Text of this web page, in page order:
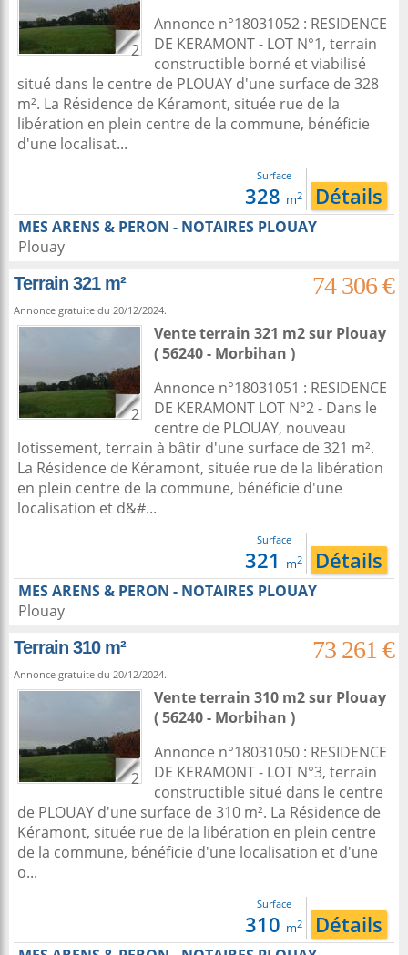
2
Annonce n°18031052 : RESIDENCE
DE KERAMONT - LOT N°1, terrain
constructible borné et viabilisé
situé dans le centre de PLOUAY d'une surface de 328
m². La Résidence de Kéramont, située rue de la
libération en plein centre de la commune, bénéficie
d'une localisat...
Surface
328 m2 Détails
MES ARENS & PERON - NOTAIRES PLOUAY
Plouay
Terrain 321 m²
74 306 €
Annonce gratuite du 20/12/2024.
2
Vente terrain 321 m2sur Plouay
( 56240 - Morbihan )
Annonce n°18031051 : RESIDENCE
DE KERAMONT LOT N°2 - Dans le
centre de PLOUAY, nouveau
lotissement, terrain à bâtir d'une surface de 321 m².
La Résidence de Kéramont, située rue de la libération
en plein centre de la commune, bénéficie d'une
localisation et d&#...
Surface
321 m2 Détails
MES ARENS & PERON - NOTAIRES PLOUAY
Plouay
Terrain 310 m²
73 261 €
Annonce gratuite du 20/12/2024.
2
Vente terrain 310 m2sur Plouay
( 56240 - Morbihan )
Annonce n°18031050 : RESIDENCE
DE KERAMONT - LOT N°3, terrain
constructible situé dans le centre
de PLOUAY d'une surface de 310 m². La Résidence de
Kéramont, située rue de la libération en plein centre
de la commune, bénéficie d'une localisation et d'une
o...
Surface
310 m2 Détails